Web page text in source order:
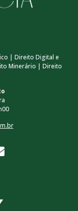
| Direito Digital e
Minerário | Direito